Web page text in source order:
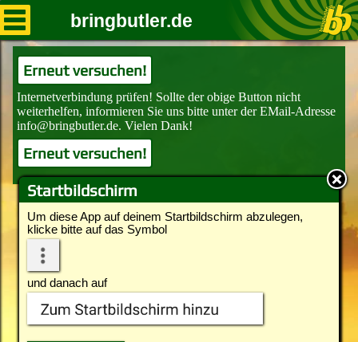
Startbildschirm
Um diese App auf deinem Startbildschirm abzulegen,
klicke bitte auf das Symbol
und danach auf
bringbutler.de
Erneut versuchen!
Erneut versuchen!